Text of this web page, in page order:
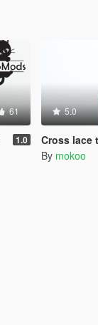
61
1.0
5.0
Cross lace
By mokoo